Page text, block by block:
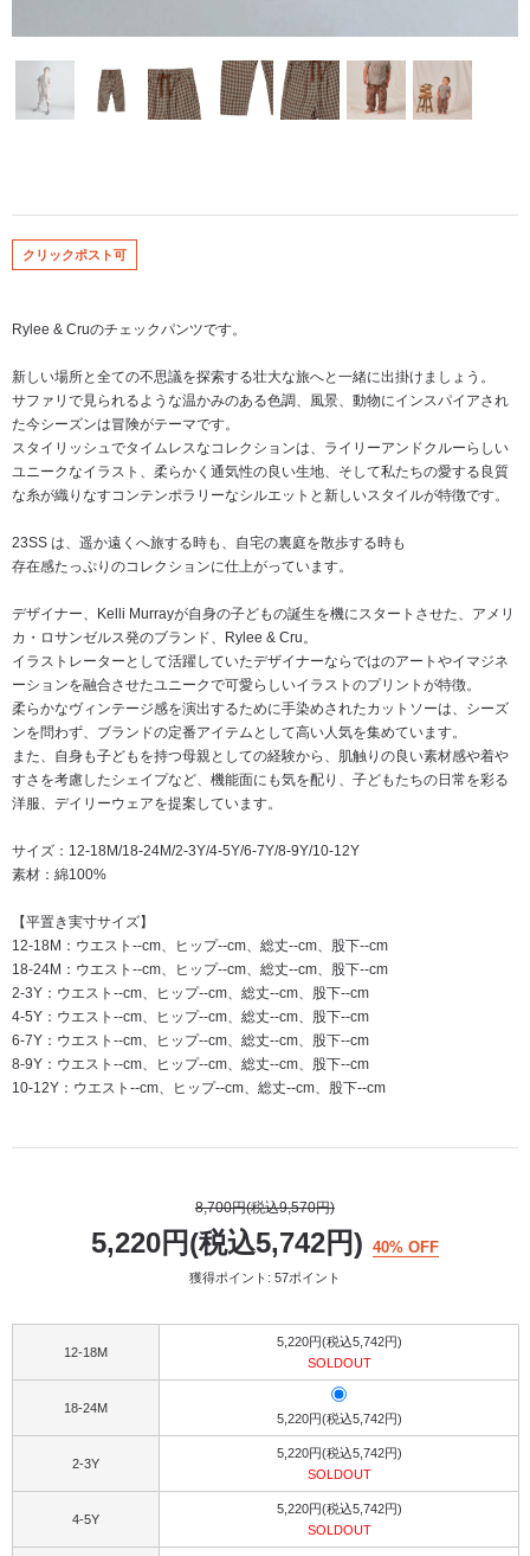
クリックポスト可
Rylee & Cruのチェックパンツです。
新しい場所と全ての不思議を探索する壮大な旅へと一緒に出掛けましょう。
サファリで見られるような温かみのある色調、風景、動物にインスパイアされ
た今シーズンは冒険がテーマです。
スタイリッシュでタイムレスなコレクションは、ライリーアンドクルーらしい
ユニークなイラスト、柔らかく通気性の良い生地、そして私たちの愛する良質
な糸が織りなすコンテンポラリーなシルエットと新しいスタイルが特徴です。
23SS は、遥か遠くへ旅する時も、自宅の裏庭を散歩する時も
存在感たっぷりのコレクションに仕上がっています。
デザイナー、Kelli Murrayが自身の子どもの誕生を機にスタートさせた、アメリ
カ・ロサンゼルス発のブランド、Rylee & Cru。
イラストレーターとして活躍していたデザイナーならではのアートやイマジネ
ーションを融合させたユニークで可愛らしいイラストのプリントが特徴。
柔らかなヴィンテージ感を演出するために手染めされたカットソーは、シーズ
ンを問わず、ブランドの定番アイテムとして高い人気を集めています。
また、自身も子どもを持つ母親としての経験から、肌触りの良い素材感や着や
すさを考慮したシェイプなど、機能面にも気を配り、子どもたちの日常を彩る
洋服、デイリーウェアを提案しています。
サイズ：12-18M/18-24M/2-3Y/4-5Y/6-7Y/8-9Y/10-12Y
素材：綿100%
【平置き実寸サイズ】
12-18M：ウエスト--cm、ヒップ--cm、総丈--cm、股下--cm
18-24M：ウエスト--cm、ヒップ--cm、総丈--cm、股下--cm
2-3Y：ウエスト--cm、ヒップ--cm、総丈--cm、股下--cm
4-5Y：ウエスト--cm、ヒップ--cm、総丈--cm、股下--cm
6-7Y：ウエスト--cm、ヒップ--cm、総丈--cm、股下--cm
8-9Y：ウエスト--cm、ヒップ--cm、総丈--cm、股下--cm
10-12Y：ウエスト--cm、ヒップ--cm、総丈--cm、股下--cm
8,700円(税込9,570円)
5,220円(税込5,742円) 40% OFF
獲得ポイント: 57ポイント
12-18M
5,220円(税込5,742円)
SOLDOUT
18-24M
5,220円(税込5,742円)
2-3Y
5,220円(税込5,742円)
SOLDOUT
4-5Y
5,220円(税込5,742円)
SOLDOUT